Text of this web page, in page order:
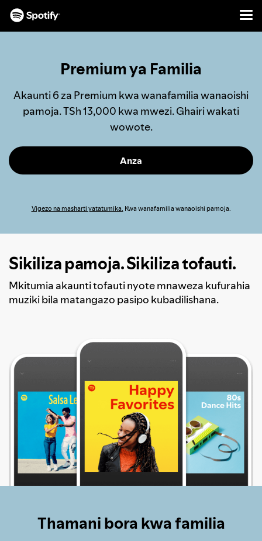
Premium ya Familia
Akaunti 6 za Premium kwa wanafamilia wanaoishi
pamoja. TSh 13,000 kwa mwezi. Ghairi wakati
wowote.
Anza
Vigezo na masharti yatatumika. Kwa wanafamilia wanaoishi pamoja.
Sikiliza pamoja. Sikiliza tofauti.
Mkitumia akaunti tofauti nyote mnaweza kufurahia
muziki bila matangazo pasipo kubadilishana.
Thamani bora kwa familia